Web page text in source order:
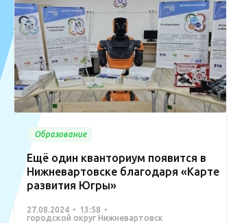
Образование
Ещё один кванториум появится в
Нижневартовске благодаря «Карте
развития Югры»
27.08.2024
13:58
городской округ Нижневартовск